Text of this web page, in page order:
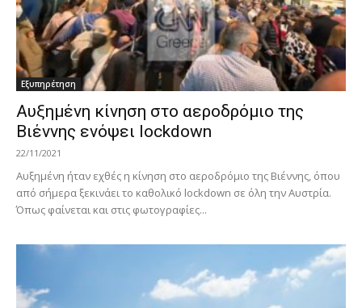
Εξυπηρέτηση
Αυξημένη κίνηση στο αεροδρόμιο της
Βιέννης ενόψει lockdown
22/11/2021
Αυξημένη ήταν εχθές η κίνηση στο αεροδρόμιο της Βιέννης, όπου
από σήμερα ξεκινάει το καθολικό lockdown σε όλη την Αυστρία.
Όπως φαίνεται και στις φωτογραφίες...